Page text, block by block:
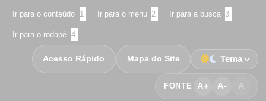
Ir para o conteúdo 1 Ir para o menu 2 Ir para a busca 3
Ir para o rodapé 4
FONTE A+ A- A
Acesso Rápido Mapa do Site Tema